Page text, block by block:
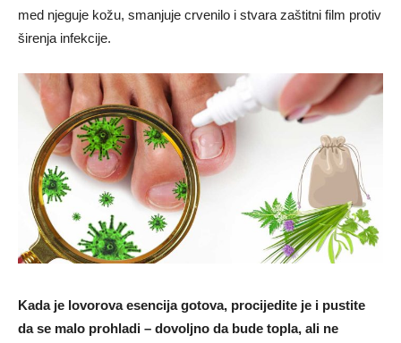
med njeguje kožu, smanjuje crvenilo i stvara zaštitni film protiv
širenja infekcije.
Kada je lovorova esencija gotova, procijedite je i pustite
da se malo prohladi – dovoljno da bude topla, ali ne